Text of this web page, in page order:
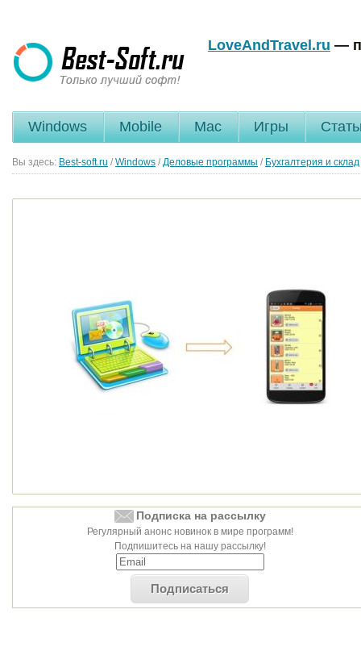
LoveAndTravel.ru —
Windows Mobile Mac Игры
Вы здесь: Best-soft.ru / Windows / Деловые программы / Бухгалтерия и склад
Подписка на рассылку
Регулярный анонс новинок в мире программ!
Подпишитесь на нашу рассылку!
Подписаться